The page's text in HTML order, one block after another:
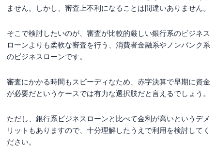
ません。しかし、審査上不利になることは間違いありません。
そこで検討したいのが、審査が比較的厳しい銀行系のビジネス
ローンよりも柔軟な審査を行う、消費者金融系やノンバンク系
のビジネスローンです。
審査にかかる時間もスピーディなため、赤字決算で早期に資金
が必要だというケースでは有力な選択肢だと言えるでしょう。
ただし、銀行系ビジネスローンと比べて金利が高いというデメ
リットもありますので、十分理解したうえで利用を検討してく
ださい。